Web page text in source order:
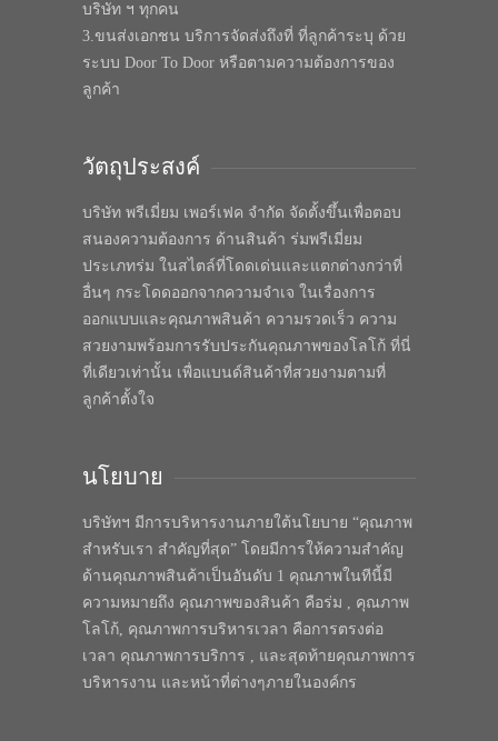
บริษัท ฯ ทุกคน
3.ขนส่งเอกชน บริการจัดส่งถึงที่ ที่ลูกค้าระบุ ด้วย
ระบบ Door To Door หรือตามความต้องการของ
ลูกค้า
วัตถุประสงค์
บริษัท พรีเมี่ยม เพอร์เฟค จำกัด จัดตั้งขึ้นเพื่อตอบ
สนองความต้องการ ด้านสินค้า ร่มพรีเมี่ยม
ประเภทร่ม ในสไตล์ที่โดดเด่นและแตกต่างกว่าที่
อื่นๆ กระโดดออกจากความจำเจ ในเรื่องการ
ออกแบบและคุณภาพสินค้า ความรวดเร็ว ความ
สวยงามพร้อมการรับประกันคุณภาพของโลโก้ ที่นี่
ที่เดียวเท่านั้น เพื่อแบนด์สินค้าที่สวยงามตามที่
ลูกค้าตั้งใจ
นโยบาย
บริษัทฯ มีการบริหารงานภายใต้นโยบาย “คุณภาพ
สำหรับเรา สำคัญที่สุด” โดยมีการให้ความสำคัญ
ด้านคุณภาพสินค้าเป็นอันดับ 1 คุณภาพในทีนี้มี
ความหมายถึง คุณภาพของสินค้า คือร่ม , คุณภาพ
โลโก้, คุณภาพการบริหารเวลา คือการตรงต่อ
เวลา คุณภาพการบริการ , และสุดท้ายคุณภาพการ
บริหารงาน และหน้าที่ต่างๆภายในองค์กร